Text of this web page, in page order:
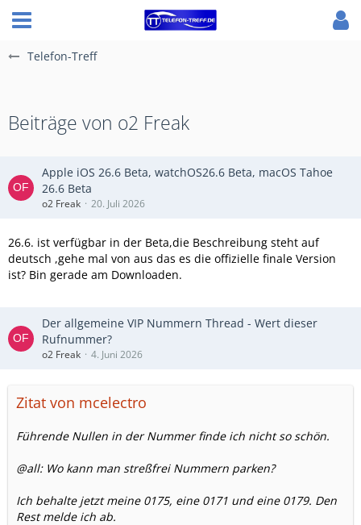
Telefon-Treff
Beiträge von o2 Freak
Apple iOS 26.6 Beta, watchOS26.6 Beta, macOS Tahoe
26.6 Beta
o2 Freak 20. Juli 2026
26.6. ist verfügbar in der Beta,die Beschreibung steht auf
deutsch ,gehe mal von aus das es die offizielle finale Version
ist? Bin gerade am Downloaden.
Der allgemeine VIP Nummern Thread - Wert dieser
Rufnummer?
o2 Freak 4. Juni 2026
Zitat von mcelectro
Führende Nullen in der Nummer finde ich nicht so schön.
@all: Wo kann man streßfrei Nummern parken?
Ich behalte jetzt meine 0175, eine 0171 und eine 0179. Den
Rest melde ich ab.